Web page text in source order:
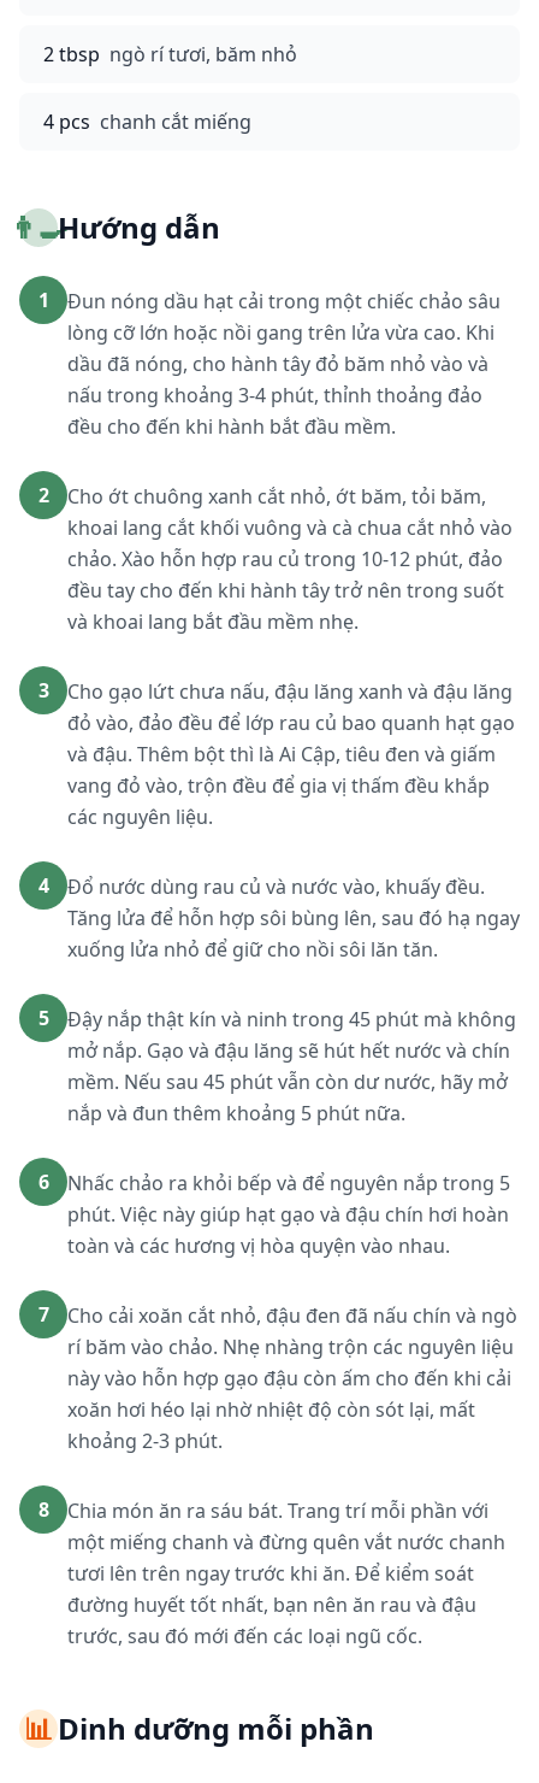
2 tbsp ngò rí tươi, băm nhỏ
4 pcs chanh cắt miếng
👨‍🍳Hướng dẫn
1
Đun nóng dầu hạt cải trong một chiếc chảo sâu
lòng cỡ lớn hoặc nồi gang trên lửa vừa cao. Khi
dầu đã nóng, cho hành tây đỏ băm nhỏ vào và
nấu trong khoảng 3-4 phút, thỉnh thoảng đảo
đều cho đến khi hành bắt đầu mềm.
2
Cho ớt chuông xanh cắt nhỏ, ớt băm, tỏi băm,
khoai lang cắt khối vuông và cà chua cắt nhỏ vào
chảo. Xào hỗn hợp rau củ trong 10-12 phút, đảo
đều tay cho đến khi hành tây trở nên trong suốt
và khoai lang bắt đầu mềm nhẹ.
3
Cho gạo lứt chưa nấu, đậu lăng xanh và đậu lăng
đỏ vào, đảo đều để lớp rau củ bao quanh hạt gạo
và đậu. Thêm bột thì là Ai Cập, tiêu đen và giấm
vang đỏ vào, trộn đều để gia vị thấm đều khắp
các nguyên liệu.
4
Đổ nước dùng rau củ và nước vào, khuấy đều.
Tăng lửa để hỗn hợp sôi bùng lên, sau đó hạ ngay
xuống lửa nhỏ để giữ cho nồi sôi lăn tăn.
5
Đậy nắp thật kín và ninh trong 45 phút mà không
mở nắp. Gạo và đậu lăng sẽ hút hết nước và chín
mềm. Nếu sau 45 phút vẫn còn dư nước, hãy mở
nắp và đun thêm khoảng 5 phút nữa.
6
Nhấc chảo ra khỏi bếp và để nguyên nắp trong 5
phút. Việc này giúp hạt gạo và đậu chín hơi hoàn
toàn và các hương vị hòa quyện vào nhau.
7
Cho cải xoăn cắt nhỏ, đậu đen đã nấu chín và ngò
rí băm vào chảo. Nhẹ nhàng trộn các nguyên liệu
này vào hỗn hợp gạo đậu còn ấm cho đến khi cải
xoăn hơi héo lại nhờ nhiệt độ còn sót lại, mất
khoảng 2-3 phút.
8
Chia món ăn ra sáu bát. Trang trí mỗi phần với
một miếng chanh và đừng quên vắt nước chanh
tươi lên trên ngay trước khi ăn. Để kiểm soát
đường huyết tốt nhất, bạn nên ăn rau và đậu
trước, sau đó mới đến các loại ngũ cốc.
📊Dinh dưỡng mỗi phần